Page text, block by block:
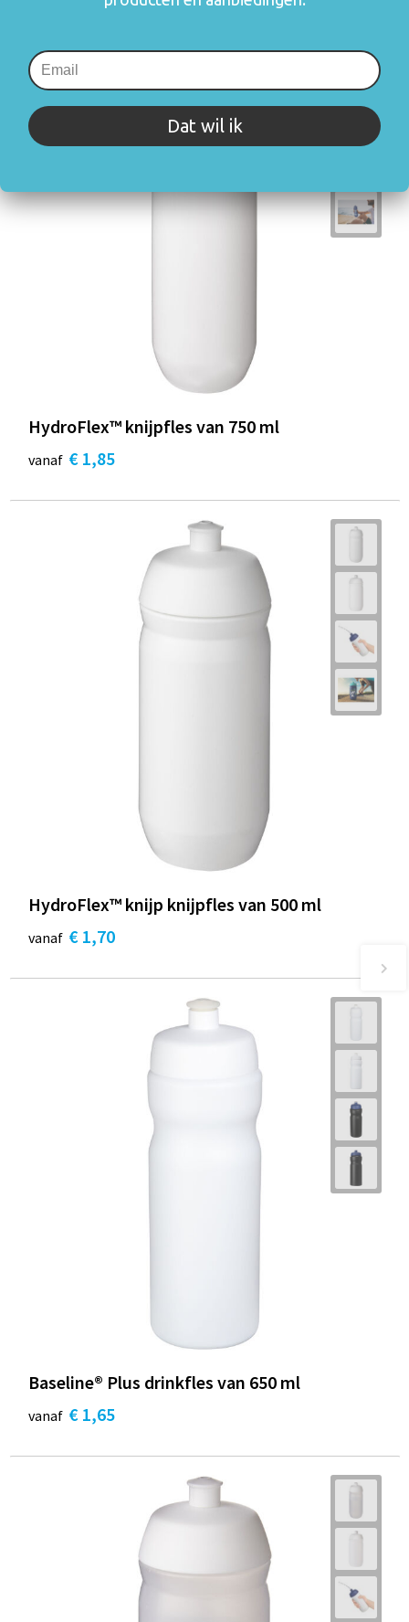
HydroFlex™ knijpfles van 750 ml
vanaf € 1,85
HydroFlex™ knijp knijpfles van 500 ml
vanaf € 1,70
Baseline® Plus drinkfles van 650 ml
vanaf € 1,65
Dat wil ik